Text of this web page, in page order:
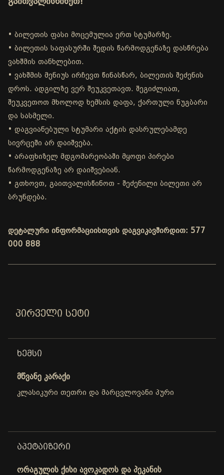
გაითვალისწინეთ!
• ბილეთის ფასი მოცემულია ერთ სტუმარზე.
• ბილეთის საფასურში შედის წარმოდგენაზე დასწრება
ვახშმის თანხლებით.
• ვახშმის მენიუს ირჩევთ წინასწარ, ბილეთის შეძენის
დროს. ადგილზე ვერ შეუკვეთავთ. შეგიძლიათ,
შეუკვეთოთ მხოლოდ ხემსის დაფა, ქართული ნუგბარი
და სასმელი.
• დაგვიანებული სტუმარი აქტის დასრულებამდე
სივრცეში არ დაიშვება.
• არაფხიზელ მდგომარეობაში მყოფი პირები
წარმოდგენაზე არ დაიშვებიან.
• გთხოვთ, გაითვალისწინოთ - შეძენილი ბილეთი არ
ბრუნდება.
დეტალური ინფორმაციისთვის დაგვიკავშირდით: 577
000 888
ᲞᲘᲠᲕᲔᲚᲘ ᲡᲔᲢᲘ
ᲮᲔᲛᲡᲘ
მწვანე კარაქი
კლასიკური თეთრი და მარცვლოვანი პური
ᲐᲞᲔᲢᲐᲘᲖᲔᲠᲘ
ორაგულის ქისი ავოკადოს და პეკანის